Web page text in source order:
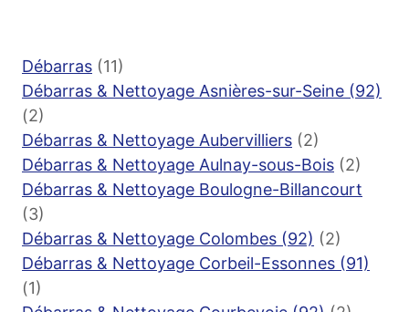
Débarras (11)
Débarras & Nettoyage Asnières-sur-Seine (92)
(2)
Débarras & Nettoyage Aubervilliers (2)
Débarras & Nettoyage Aulnay-sous-Bois (2)
Débarras & Nettoyage Boulogne-Billancourt
(3)
Débarras & Nettoyage Colombes (92) (2)
Débarras & Nettoyage Corbeil-Essonnes (91)
(1)